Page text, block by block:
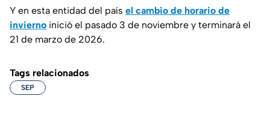
Y en esta entidad del país el cambio de horario de
invierno inició el pasado 3 de noviembre y terminará el
21 de marzo de 2026.
Tags relacionados
SEP